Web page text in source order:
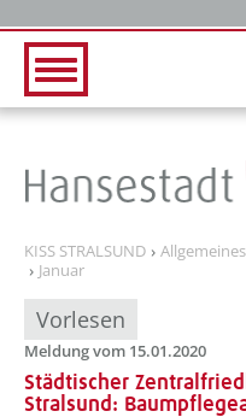
KISS STRALSUND Allgemeines
Januar
Vorlesen
Meldung vom 15.01.2020
Städtischer
Stralsund: